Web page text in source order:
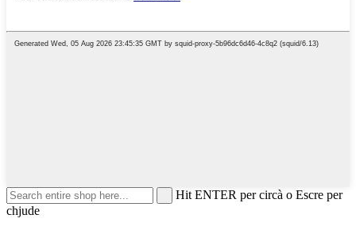
Hit ENTER per circà o Escre per
chjude